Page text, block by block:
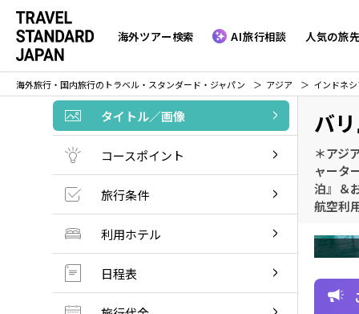
海外ツアー検索 AI旅行相談 人気の旅
海外旅行・国内旅行のトラベル・スタンダード・ジャパン アジア インドネ
タイトル／画像
コースポイント
旅行条件
利用ホテル
日程表
バ
＊アジ
ャータ
泊』＆
航空利